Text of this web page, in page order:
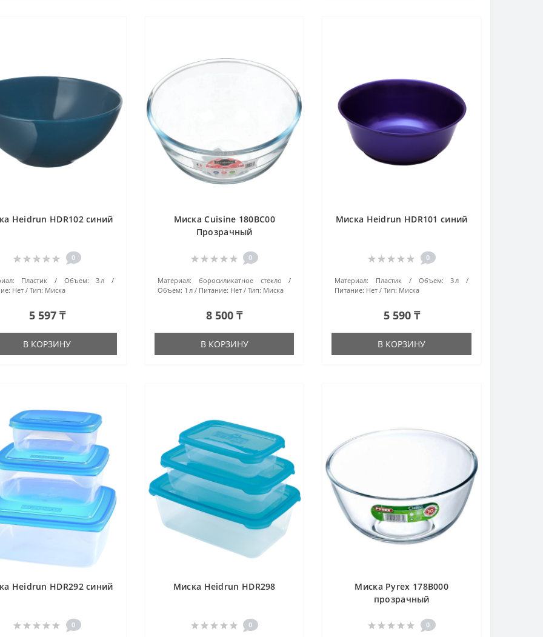
Heidrun HDR102 синий
0
Пластик Объем:
3 л
Нет Тип: Миска
5 597 ₸
В КОРЗИНУ
Миска Cuisine 180ВС00
Прозрачный
0
Материал:
боросиликатное стекло
Объем: 1 л Питание: Нет Тип: Миска
8 500 ₸
В КОРЗИНУ
Миска Heidrun HDR101 синий
0
Материал: Пластик Объем:
3 л
Питание: Нет Тип: Миска
5 590 ₸
В КОРЗИНУ
Heidrun HDR292 синий
0
Миска Heidrun HDR298
0
Миска Pyrex 178В000
прозрачный
0